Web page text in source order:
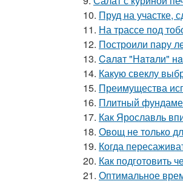
10. Пруд на участке,
11. На трассе под
12. Построили пару
13. Caлaт "Нaтaли"
14. Какую свеклу
15. Преимущества
16. Плитный
17. Как Ярославль
18. Овощ не только
19. Когда
20. Как подготовить
21. Оптимальное